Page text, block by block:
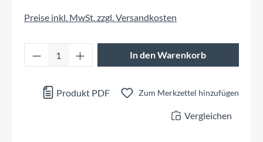
Preise inkl. MwSt. zzgl. Versandkosten
Produkt Anzahl: Gib den gewünschten
In den Warenkorb
Produkt PDF Zum Merkzettel hinzufügen
Vergleichen